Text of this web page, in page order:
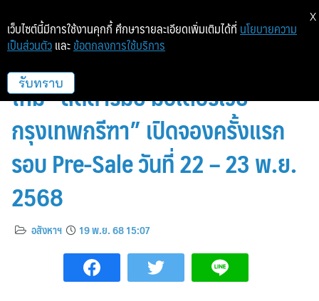
“ควอลิตี้เฮ้าส์” เปิดตัวโครงการ
ใหม่ “ลัดดารมย์ มอเตอร์เวย์-
กรุงเทพกรีฑา” เปิดจองครั้งแรก
รอบ Pre-Sale วันที่ 22 – 23 พ.ย.
2568
อสังหาฯ 19 พ.ย. 68 15:07
เว็บไซต์นี้มีการใช้งานคุกกี้ ศึกษารายละเอียดเพิ่มเติมได้ที่ นโยบายความ
เป็นส่วนตัว และ ข้อตกลงการใช้บริการ
รับทราบ
X